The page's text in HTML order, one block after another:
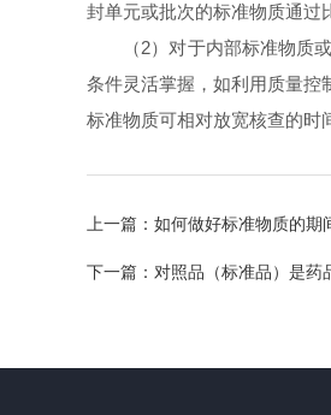
封单元或批次的标准物质通过
（2）对于内部标准物质或
条件灵活掌握，如利用质量控
标准物质可相对放宽核查的时
上一篇： 如何做好标准物质的期
下一篇： 对照品（标准品）是药